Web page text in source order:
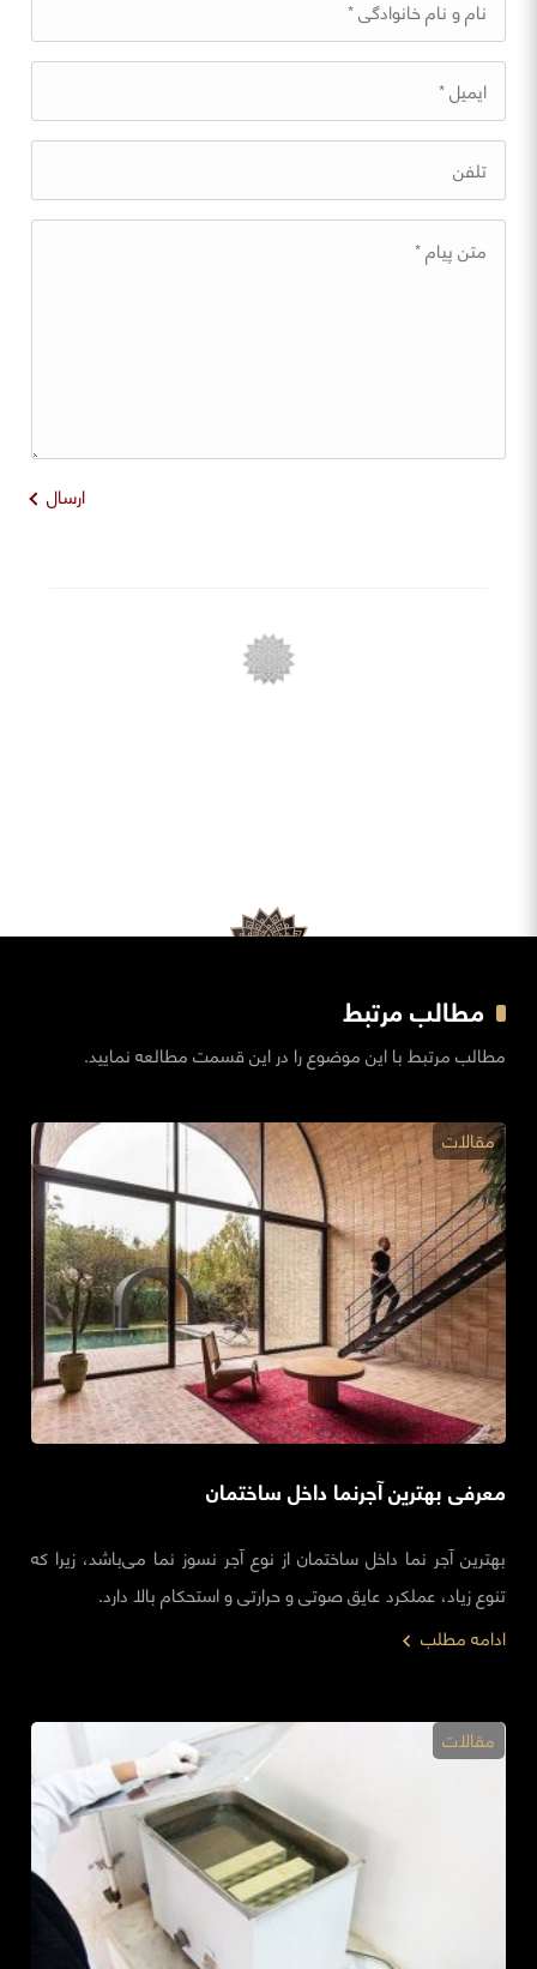
ارسال
مطالب مرتبط
مطالب مرتبط با این موضوع را در این قسمت مطالعه نمایید.
معرفی بهترین آجرنما داخل ساختمان
بهترین آجر نما داخل ساختمان از نوع آجر نسوز نما می‌باشد، زیرا که
تنوع زیاد، عملکرد عایق صوتی و حرارتی و استحکام بالا دارد.
مقالات
ادامه مطلب
مقالات